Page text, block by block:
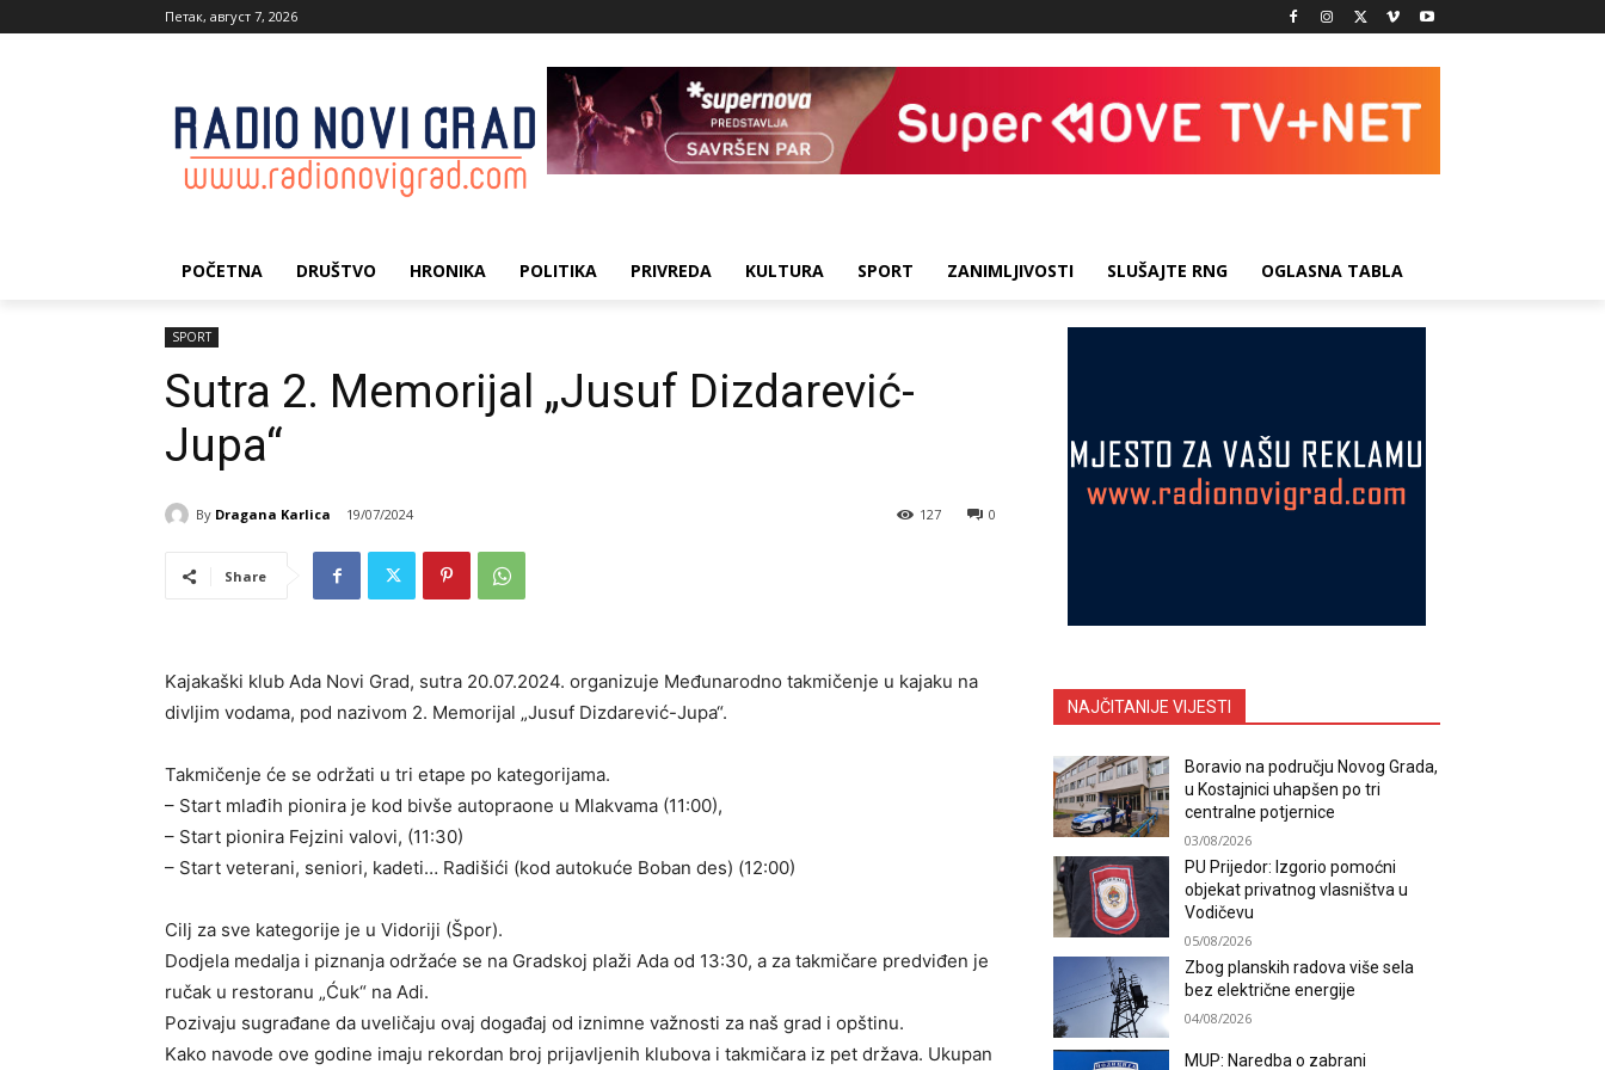
Петак, август 7, 2026
POČETNA DRUŠTVO HRONIKA POLITIKA PRIVREDA KULTURA SPORT ZANIMLJIVOSTI SLUŠAJTE RNG OGLASNA TABLA
SPORT
Sutra 2. Memorijal „Jusuf Dizdarević-
Jupa“
By Dragana Karlica 19/07/2024 0
127
Share
Kajakaški klub Ada Novi Grad, sutra 20.07.2024. organizuje Međunarodno takmičenje u kajaku na
divljim vodama, pod nazivom 2. Memorijal „Jusuf Dizdarević-Jupa“.
Takmičenje će se održati u tri etape po kategorijama.
– Start mlađih pionira je kod bivše autopraone u Mlakvama (11:00),
– Start pionira Fejzini valovi, (11:30)
– Start veterani, seniori, kadeti… Radišići (kod autokuće Boban des) (12:00)
Cilj za sve kategorije je u Vidoriji (Špor).
Dodjela medalja i piznanja održaće se na Gradskoj plaži Ada od 13:30, a za takmičare predviđen je
ručak u restoranu „Ćuk“ na Adi.
Pozivaju sugrađane da uveličaju ovaj događaj od iznimne važnosti za naš grad i opštinu.
Kako navode ove godine imaju rekordan broj prijavljenih klubova i takmičara iz pet država. Ukupan
NAJČITANIJE VIJESTI
Boravio na području Novog Grada,
u Kostajnici uhapšen po tri
centralne potjernice
03/08/2026
PU Prijedor: Izgorio pomoćni
objekat privatnog vlasništva u
Vodičevu
05/08/2026
Zbog planskih radova više sela
bez električne energije
04/08/2026
MUP: Naredba o zabrani